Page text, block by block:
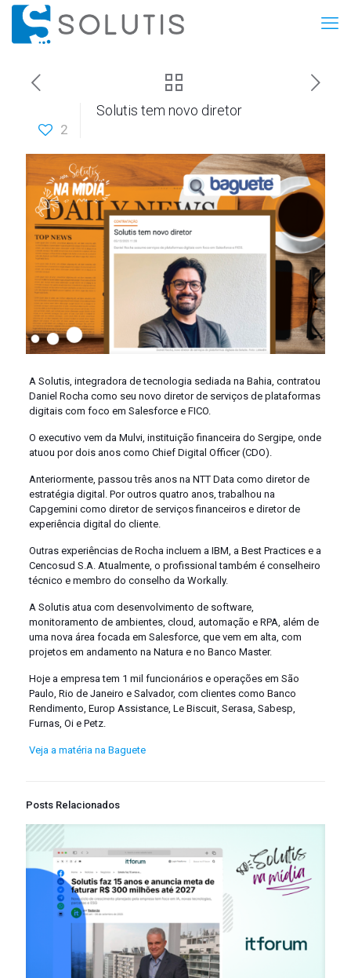
2
Solutis tem novo diretor
A Solutis, integradora de tecnologia sediada na Bahia, contratou
Daniel Rocha como seu novo diretor de serviços de plataformas
digitais com foco em Salesforce e FICO.
O executivo vem da Mulvi, instituição financeira do Sergipe, onde
atuou por dois anos como Chief Digital Officer (CDO).
Anteriormente, passou três anos na NTT Data como diretor de
estratégia digital. Por outros quatro anos, trabalhou na
Capgemini como diretor de serviços financeiros e diretor de
experiência digital do cliente.
Outras experiências de Rocha incluem a IBM, a Best Practices e a
Cencosud S.A. Atualmente, o profissional também é conselheiro
técnico e membro do conselho da Workally.
A Solutis atua com desenvolvimento de software,
monitoramento de ambientes, cloud, automação e RPA, além de
uma nova área focada em Salesforce, que vem em alta, com
projetos em andamento na Natura e no Banco Master.
Hoje a empresa tem 1 mil funcionários e operações em São
Paulo, Rio de Janeiro e Salvador, com clientes como Banco
Rendimento, Europ Assistance, Le Biscuit, Serasa, Sabesp,
Furnas, Oi e Petz.
Veja a matéria na Baguete
Posts Relacionados